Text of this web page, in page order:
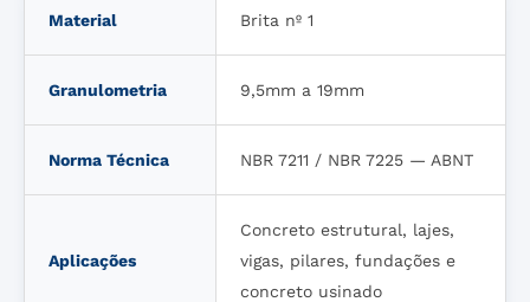
Material Brita nº 1
Granulometria 9,5mm a 19mm
Norma Técnica NBR 7211 / NBR 7225 — ABNT
Aplicações
Concreto estrutural, lajes,
vigas, pilares, fundações e
concreto usinado